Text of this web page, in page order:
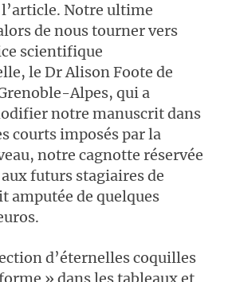
Notre ultime
de nous tourner vers
scientifique
le Dr Alison Foote de
Alpes, qui a
notre manuscrit dans
courts imposés par la
notre cagnotte réservée
futurs stagiaires de
amputée de quelques
d’éternelles coquilles